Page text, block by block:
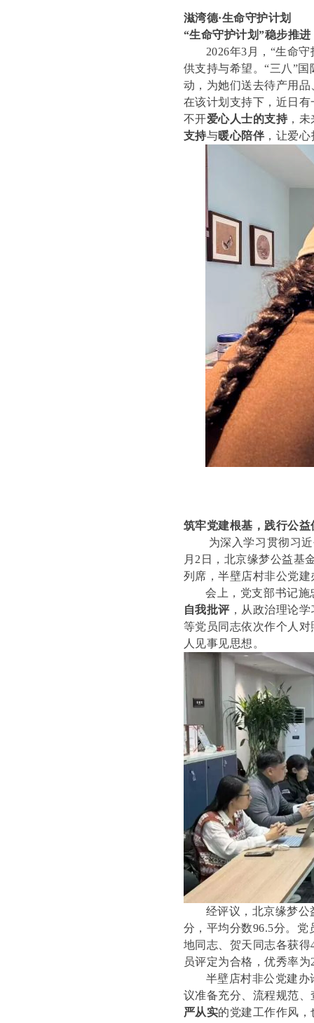
滋湾德·生命守护计划
“生命守护计划”稳步推
2026年3月，“生命
供支持与希望。“三八”
动，为她们送去待产用
在该计划支持下，近日
不开爱心人士的支持 ，
支持与暖心陪伴 ，让爱
筑牢党建根基，践行公
为深入学习贯彻习近
月2日，北京缘梦公益基
列席，半壁店村非公党
会上，党支部书记施
自我批评，从政治理论
等党员同志依次作个人
人见事见思想。
经评议，北京缘梦公
分，平均分数96.5分。
地同志、贺天同志各获
员评定为合格，优秀率
半壁店村非公党建
议准备充分、流程规范
严从实的党建工作作风，